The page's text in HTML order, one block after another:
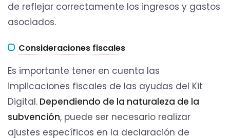
de reflejar correctamente los ingresos y gastos
asociados.
Consideraciones fiscales
Es importante tener en cuenta las
implicaciones fiscales de las ayudas del Kit
Digital. Dependiendo de la naturaleza de la
subvención, puede ser necesario realizar
ajustes específicos en la declaración de